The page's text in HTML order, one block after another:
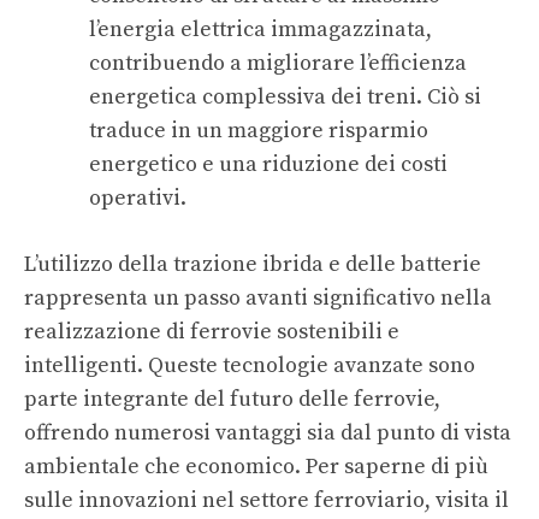
l’energia elettrica immagazzinata,
contribuendo a migliorare l’efficienza
energetica complessiva dei treni. Ciò si
traduce in un maggiore risparmio
energetico e una riduzione dei costi
operativi.
L’utilizzo della trazione ibrida e delle batterie
rappresenta un passo avanti significativo nella
realizzazione di ferrovie sostenibili e
intelligenti. Queste tecnologie avanzate sono
parte integrante del futuro delle ferrovie,
offrendo numerosi vantaggi sia dal punto di vista
ambientale che economico. Per saperne di più
sulle innovazioni nel settore ferroviario, visita il